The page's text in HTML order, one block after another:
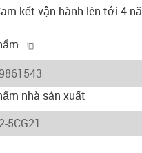
kết vận hành lên tới 4
lieferzeit
nhà sản xuất